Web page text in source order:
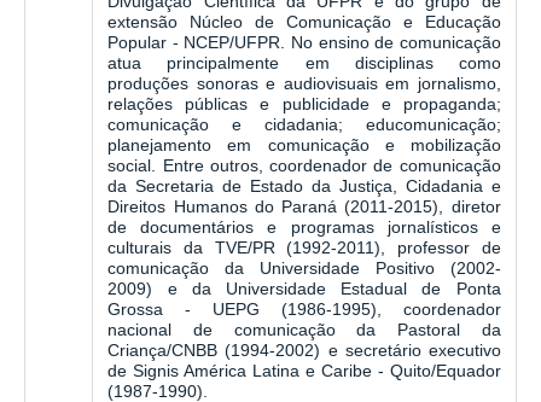
extensão Núcleo de Comunicação e Educação
Popular - NCEP/UFPR. No ensino de comunicação
atua principalmente em disciplinas como
produções sonoras e audiovisuais em jornalismo,
relações públicas e publicidade e propaganda;
comunicação e cidadania; educomunicação;
planejamento em comunicação e mobilização
social. Entre outros, coordenador de comunicação
da Secretaria de Estado da Justiça, Cidadania e
Direitos Humanos do Paraná (2011-2015), diretor
de documentários e programas jornalísticos e
culturais da TVE/PR (1992-2011), professor de
comunicação da Universidade Positivo (2002-
2009) e da Universidade Estadual de Ponta
Grossa - UEPG (1986-1995), coordenador
nacional de comunicação da Pastoral da
Criança/CNBB (1994-2002) e secretário executivo
de Signis América Latina e Caribe - Quito/Equador
(1987-1990).